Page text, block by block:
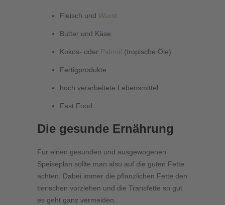
Fleisch und Wurst
Butter und Käse
Kokos- oder Palmöl (tropische Öle)
Fertigprodukte
hoch verarbeitete Lebensmittel
Fast Food
Die gesunde Ernährung
Für einen gesunden und ausgewogenen
Speiseplan sollte man also auf die guten Fette
achten. Dabei immer die pflanzlichen Fette den
tierischen vorziehen und die Transfette so gut
es geht ganz vermeiden.